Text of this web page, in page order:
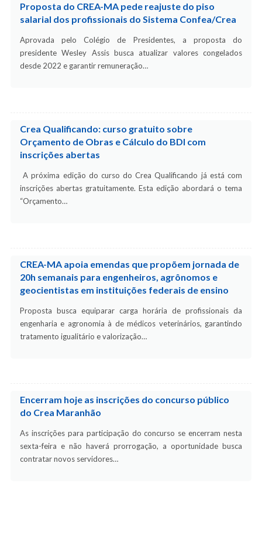
Proposta do CREA-MA pede reajuste do piso
salarial dos profissionais do Sistema Confea/Crea
Aprovada pelo Colégio de Presidentes, a proposta do
presidente Wesley Assis busca atualizar valores congelados
desde 2022 e garantir remuneração…
Crea Qualificando: curso gratuito sobre
Orçamento de Obras e Cálculo do BDI com
inscrições abertas
A próxima edição do curso do Crea Qualificando já está com
inscrições abertas gratuitamente. Esta edição abordará o tema
“Orçamento…
CREA-MA apoia emendas que propõem jornada de
20h semanais para engenheiros, agrônomos e
geocientistas em instituições federais de ensino
Proposta busca equiparar carga horária de profissionais da
engenharia e agronomia à de médicos veterinários, garantindo
tratamento igualitário e valorização…
Encerram hoje as inscrições do concurso público
do Crea Maranhão
As inscrições para participação do concurso se encerram nesta
sexta-feira e não haverá prorrogação, a oportunidade busca
contratar novos servidores…